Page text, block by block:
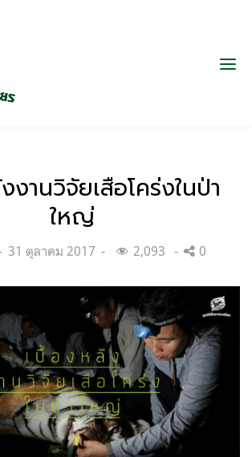
งานวิจัยเสือโคร่งในป่า
ใหญ่
Posted
31 ตุลาคม 2017 2,093 0